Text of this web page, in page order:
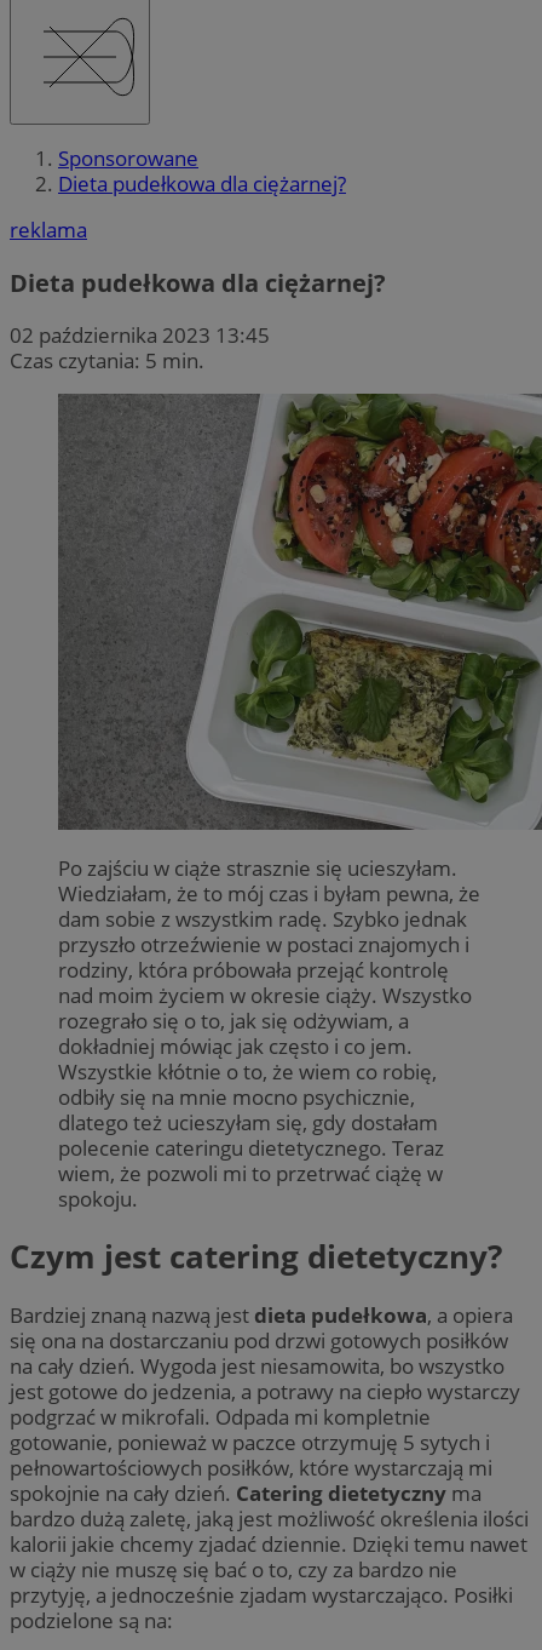
Sponsorowane
Dieta pudełkowa dla ciężarnej?
reklama
Dieta pudełkowa dla ciężarnej?
02 października 2023 13:45
Czas czytania: 5 min.
Po zajściu w ciąże strasznie się ucieszyłam.
Wiedziałam, że to mój czas i byłam pewna, że
dam sobie z wszystkim radę. Szybko jednak
przyszło otrzeźwienie w postaci znajomych i
rodziny, która próbowała przejąć kontrolę
nad moim życiem w okresie ciąży. Wszystko
rozegrało się o to, jak się odżywiam, a
dokładniej mówiąc jak często i co jem.
Wszystkie kłótnie o to, że wiem co robię,
odbiły się na mnie mocno psychicznie,
dlatego też ucieszyłam się, gdy dostałam
polecenie cateringu dietetycznego. Teraz
wiem, że pozwoli mi to przetrwać ciążę w
spokoju.
Czym jest catering dietetyczny?
Bardziej znaną nazwą jest dieta pudełkowa, a opiera
się ona na dostarczaniu pod drzwi gotowych posiłków
na cały dzień. Wygoda jest niesamowita, bo wszystko
jest gotowe do jedzenia, a potrawy na ciepło wystarczy
podgrzać w mikrofali. Odpada mi kompletnie
gotowanie, ponieważ w paczce otrzymuję 5 sytych i
pełnowartościowych posiłków, które wystarczają mi
spokojnie na cały dzień. Catering dietetyczny ma
bardzo dużą zaletę, jaką jest możliwość określenia ilości
kalorii jakie chcemy zjadać dziennie. Dzięki temu nawet
w ciąży nie muszę się bać o to, czy za bardzo nie
przytyję, a jednocześnie zjadam wystarczająco. Posiłki
podzielone są na: